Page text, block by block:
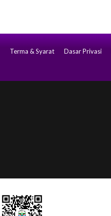
Terma & Syarat Dasar Privasi